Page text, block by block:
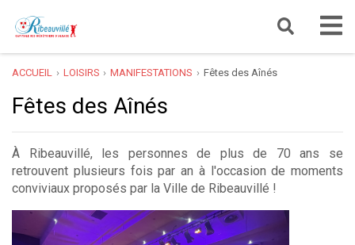
ACCUEIL LOISIRS MANIFESTATIONS Fêtes des Aînés
Fêtes des Aînés
À Ribeauvillé, les personnes de plus de 70 ans se
retrouvent plusieurs fois par an à l'occasion de moments
conviviaux proposés par la Ville de Ribeauvillé !